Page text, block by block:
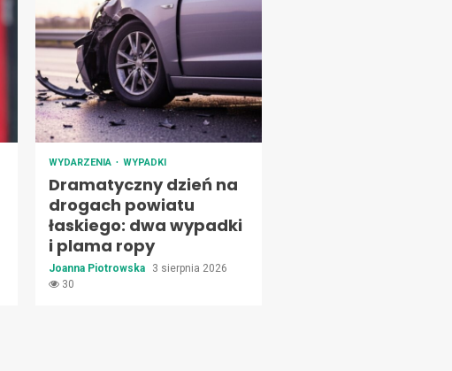
WYDARZENIA WYPADKI
Dramatyczny dzień na
drogach powiatu
łaskiego: dwa wypadki
i plama ropy
Joanna Piotrowska
3 sierpnia 2026
30